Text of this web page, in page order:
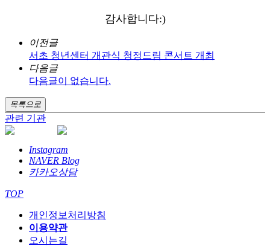
감사합니다:)
이전글
서초 청년센터 개관식 청정드림 콘서트 개최
다음글
다음글이 없습니다.
목록으로
관련 기관
Instagram
NAVER Blog
카카오상담
TOP
개인정보처리방침
이용약관
오시는길